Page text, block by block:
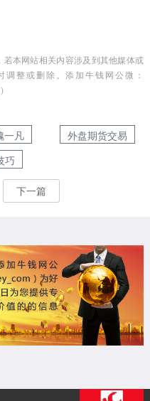
若本网站相关内容涉及到其他媒体或
整或删除。添加牛钱网公微：
一凡
外盘期货交易
巧
下一篇